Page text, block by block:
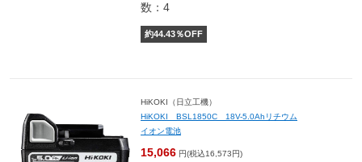
数：4
約44.43％OFF
HiKOKI（日立工機）
HiKOKI BSL1850C 18V-5.0Ahリチウム
イオン電池
15,066 円(税込16,573円)